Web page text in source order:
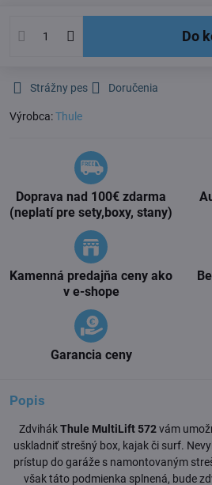
Do
Strážny pes Doručenia
Výrobca:Thule
Doprava nad 100€ zdarma
(neplatí pre sety,boxy, stany)
Kamenná predajňa ceny ako
v e-shope
Garancia ceny
Popis
ZdvihákThule MultiLift 572vám
uskladniť strešný box, kajak či surf.
prístup do garáže s namontovaným
však táto podmienka splnená, bude